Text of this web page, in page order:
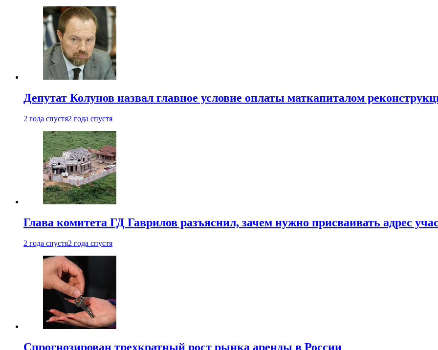
Депутат Колунов назвал главное условие оплаты маткапиталом
2 года спустя2 года спустя
Глава комитета ГД Гаврилов разъяснил, зачем нужно присваивать адрес
2 года спустя2 года спустя
Спрогнозирован трехкратный рост рынка аренды в России